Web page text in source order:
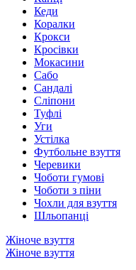
Кеди
Коралки
Крокси
Кросівки
Мокасини
Сабо
Сандалі
Сліпони
Туфлі
Уги
Устілка
Футбольне взуття
Черевики
Чоботи гумові
Чоботи з піни
Чохли для взуття
Шльопанці
Жіноче взуття
Жіноче взуття